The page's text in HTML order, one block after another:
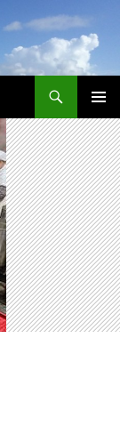
メインメ
ニュー